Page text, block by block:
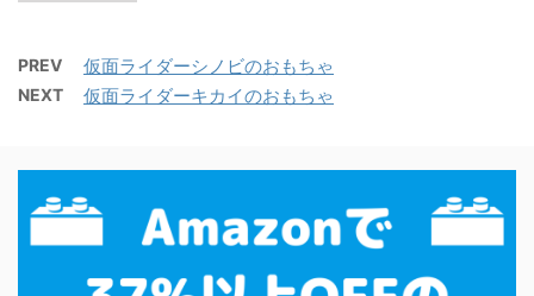
PREV 仮面ライダーシノビのおもちゃ
NEXT 仮面ライダーキカイのおもちゃ